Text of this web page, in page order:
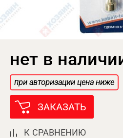
нет в
при авторизации цена ниже
ЗАКАЗАТЬ
К СРАВНЕНИЮ